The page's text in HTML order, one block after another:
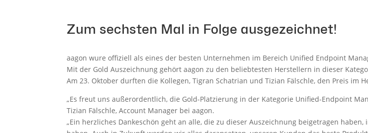
Zum sechsten Mal in Folge ausgezeichnet!
aagon wure offiziell als eines der besten Unternehmen im Bereich Unified Endpoint
Mit der Gold Auszeichnung gehört aagon zu den beliebtesten Herstellern in dieser
Am 23. Oktober durften die Kollegen, Tigran Schatrian und Tizian Fälschle, den Preis im
„Es freut uns außerordentlich, die Gold-Platzierung in der Kategorie Unified-Endpoint
Tizian Fälschle, Account Manager bei aagon.
„Ein herzliches Dankeschön geht an alle, die zu dieser Auszeichnung beigetragen